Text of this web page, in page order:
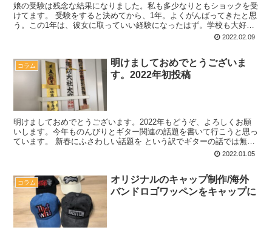
娘の受験は残念な結果になりました。私も多少なりともショックを受
けてます。 受験をすると決めてから、1年。よくがんばってきたと思
う。この1年は、彼女に取っていい経験になったはず。学校も大好き
で、受験のために休もうとはしなかった。塾にも行き始め...2022.02.09
コラム
明けましておめでとうございま
す。2022年初投稿
明けましておめでとうございます。2022年もどうぞ、よろしくお願
いします。今年ものんびりとギター関連の話題を書いて行こうと思っ
ています。 新春にふさわしい話題を という訳でギターの話では無く
2022.01.05
コラム
オリジナルのキャップ制作/海外
バンドロゴワッペンをキャップに